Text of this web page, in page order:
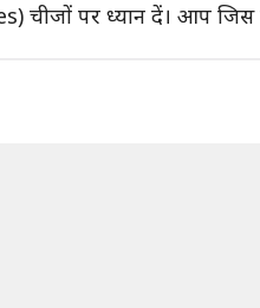
चीजों पर ध्यान दें। आप जिस